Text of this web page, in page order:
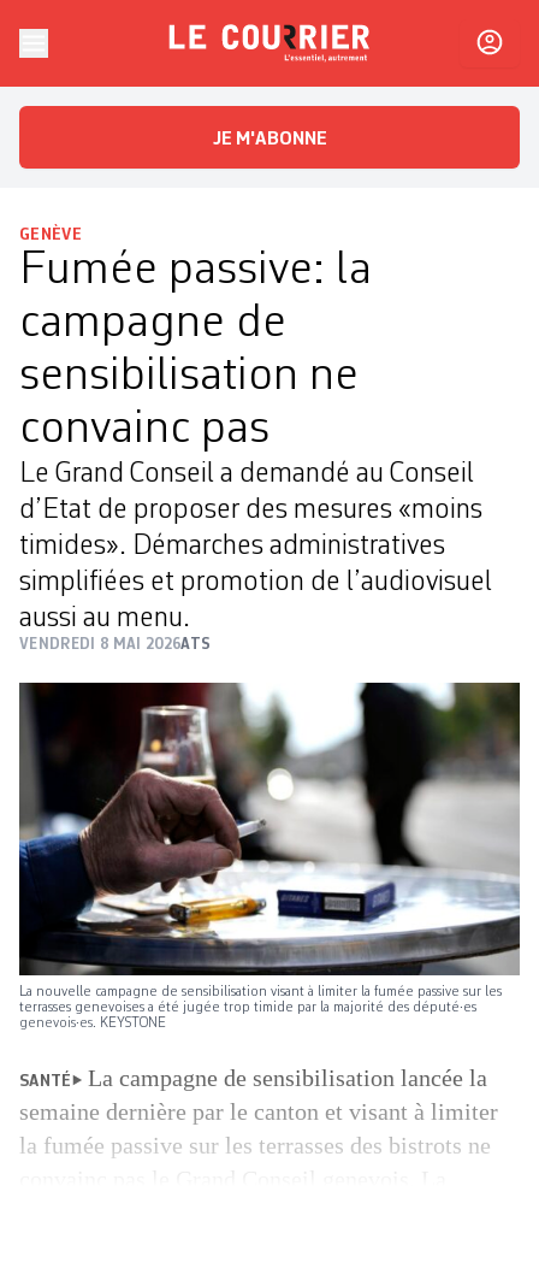
Le CourrierL'essentiel, autrement
JE M'ABONNE
GENÈVE
Fumée passive: la
campagne de
sensibilisation ne
convainc pas
Le Grand Conseil a demandé au Conseil
d’Etat de proposer des mesures «moins
timides». Démarches administratives
simplifiées et promotion de l’audiovisuel
aussi au menu.
VENDREDI 8 MAI 2026ATS
La nouvelle campagne de sensibilisation visant à limiter la fumée passive sur les
terrasses genevoises a été jugée trop timide par la majorité des député·es
genevois·es. KEYSTONE
SANTÉ
La campagne de sensibilisation lancée la
semaine dernière par le canton et visant à limiter
la fumée passive sur les terrasses des bistrots ne